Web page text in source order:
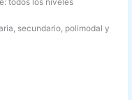
secundario, polimodal y